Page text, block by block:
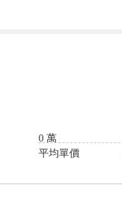
0 萬
平均單價